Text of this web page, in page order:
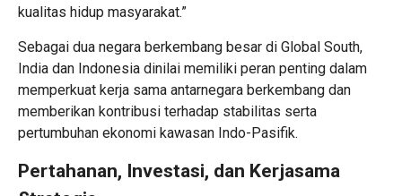
kualitas hidup masyarakat.”
Sebagai dua negara berkembang besar di Global South,
India dan Indonesia dinilai memiliki peran penting dalam
memperkuat kerja sama antarnegara berkembang dan
memberikan kontribusi terhadap stabilitas serta
pertumbuhan ekonomi kawasan Indo-Pasifik.
Pertahanan, Investasi, dan Kerjasama